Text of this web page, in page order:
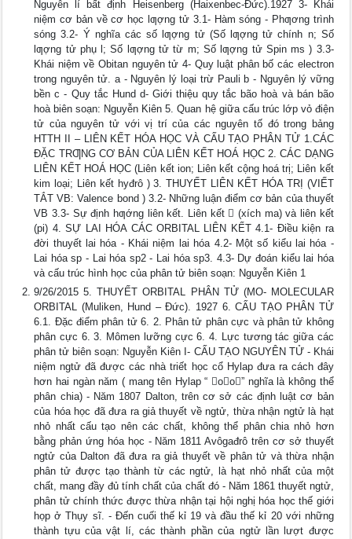
Nguyên lí bất định Heisenberg (Haixenbec-Đức).1927 3- Khái
niệm cơ bản về cơ học lƣợng tử 3.1- Hàm sóng - Phƣơng trình
sóng 3.2- Ý nghĩa các số lƣợng tử (Số lƣợng tử chính n; Số
lƣợng tử phụ l; Số lƣợng tử từ m; Số lƣợng tử Spin ms ) 3.3-
Khái niệm về Obitan nguyên tử 4- Quy luật phân bố các electron
trong nguyên tử. a - Nguyên lý loại trừ Pauli b - Nguyên lý vững
bền c - Quy tắc Hund d- Giới thiệu quy tắc bão hoà và bán bão
hoà biên soạn: Nguyễn Kiên 5. Quan hệ giữa cấu trúc lớp vỏ điện
tử của nguyên tử với vị trí của các nguyên tố đó trong bảng
HTTH II – LIÊN KẾT HÓA HỌC VÀ CẤU TẠO PHÂN TỬ 1.CÁC
ĐẶC TRƢNG CƠ BẢN CỦA LIÊN KẾT HOÁ HỌC 2. CÁC DẠNG
LIÊN KẾT HOÁ HỌC (Liên kết ion; Liên kết cộng hoá trị; Liên kết
kim loại; Liên kết hyđrô ) 3. THUYẾT LIÊN KẾT HÓA TRỊ (VIẾT
TẮT VB: Valence bond ) 3.2- Những luận điểm cơ bản của thuyết
VB 3.3- Sự định hƣớng liên kết. Liên kết  (xích ma) và liên kết
(pi) 4. SỰ LAI HÓA CÁC ORBITAL LIÊN KẾT 4.1- Điều kiện ra
đời thuyết lai hóa - Khái niệm lai hóa 4.2- Một số kiểu lai hóa -
Lai hóa sp - Lai hóa sp2 - Lai hóa sp3. 4.3- Dự đoán kiểu lai hóa
và cấu trúc hình học của phân tử biên soạn: Nguyễn Kiên 1
9/26/2015 5. THUYẾT ORBITAL PHÂN TỬ (MO- MOLECULAR
ORBITAL (Muliken, Hund – Đức). 1927 6. CẤU TẠO PHÂN TỬ
6.1. Đặc điểm phân tử 6. 2. Phân tử phân cực và phân tử không
phân cực 6. 3. Mômen lưỡng cực 6. 4. Lực tương tác giữa các
phân tử biên soạn: Nguyễn Kiên I- CẤU TẠO NGUYÊN TỬ - Khái
niệm ngtử đã được các nhà triết học cổ Hylap đưa ra cách đây
hơn hai ngàn năm ( mang tên Hylap “ oo” nghĩa là không thể
phân chia) - Năm 1807 Dalton, trên cơ sở các định luật cơ bản
của hóa học đã đưa ra giả thuyết về ngtử, thừa nhận ngtử là hạt
nhỏ nhất cấu tạo nên các chất, không thể phân chia nhỏ hơn
bằng phản ứng hóa học - Năm 1811 Avôgađrô trên cơ sở thuyết
ngtử của Dalton đã đưa ra giả thuyết về phân tử và thừa nhận
phân tử được tạo thành từ các ngtử, là hạt nhỏ nhất của một
chất, mang đầy đủ tính chất của chất đó - Năm 1861 thuyết ngtử,
phân tử chính thức được thừa nhận tại hội nghị hóa học thế giới
họp ở Thụy sĩ. - Đến cuối thế kỉ 19 và đầu thế kỉ 20 với những
thành tựu của vật lí, các thành phần của ngtử lần lượt được